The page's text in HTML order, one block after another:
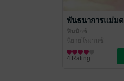
พันธนาการแม่มด
ฟินนิกซ์
นิยายโรมานซ์
4 Rating